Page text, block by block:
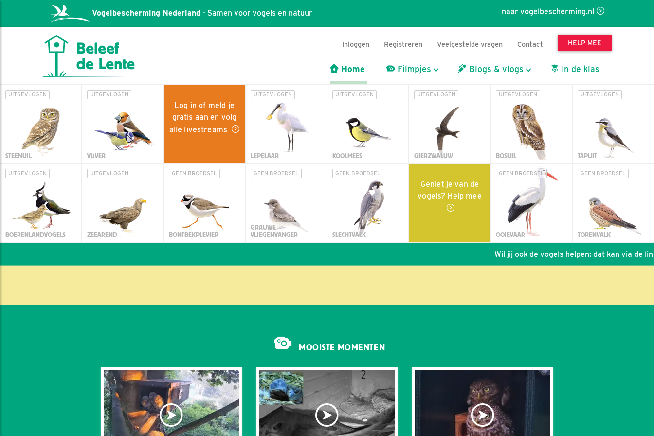
naar vogelbescherming.nl
Vogelbescherming Nederland - Samen voor vogels en natuur
Inloggen Registreren Veelgestelde vragen Contact HELP MEE
Home Filmpjes Blogs & vlogs In de klas
UITGEVLOGEN
STEENUIL
UITGEVLOGEN
VIJVER
Log in of meld je
gratis aan en volg
alle livestreams
UITGEVLOGEN
LEPELAAR
UITGEVLOGEN
KOOLMEES
UITGEVLOGEN
GIERZWALUW
UITGEVLOGEN
BOSUIL
UITGEVLOGEN
TAPUIT
UITGEVLOGEN
BOERENLANDVOGELS
UITGEVLOGEN
ZEEAREND
GEEN BROEDSEL
BONTBEKPLEVIER
GEEN BROEDSEL
GRAUWE
VLIEGENVANGER
GEEN BROEDSEL
SLECHTVALK
Geniet je van de
vogels? Help mee
GEEN BROEDSEL
OOIEVAAR
GEEN BROEDSEL
TORENVALK
Wil jij ook de vogels helpen: dat kan via de link! *
MOOISTE MOMENTEN